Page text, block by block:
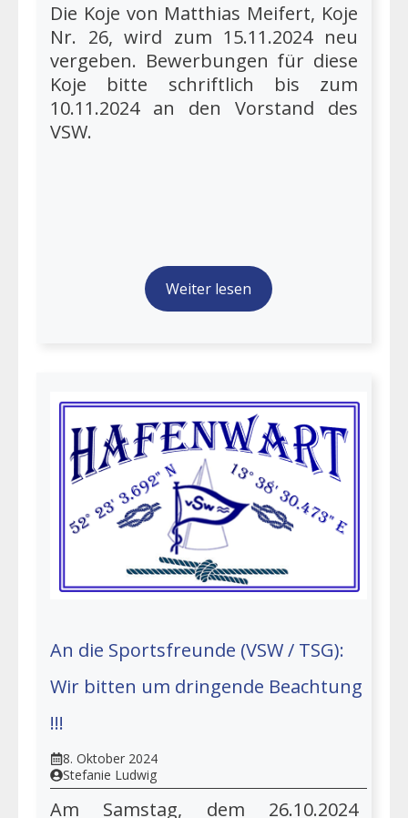
Die Koje von Matthias Meifert, Koje
Nr. 26, wird zum 15.11.2024 neu
vergeben. Bewerbungen für diese
Koje bitte schriftlich bis zum
10.11.2024 an den Vorstand des
VSW.
Weiter lesen
An die Sportsfreunde (VSW / TSG):
Wir bitten um dringende Beachtung
!!!
8. Oktober 2024
Stefanie Ludwig
Am Samstag, dem 26.10.2024